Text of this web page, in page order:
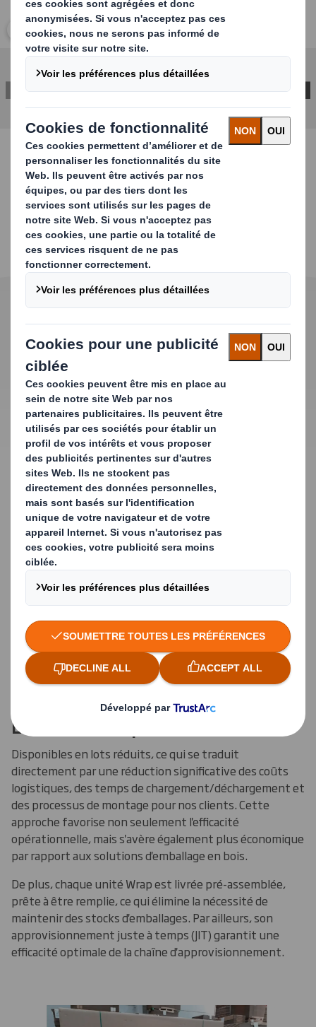
Cliquez pour agrandir l’image
CONTACTEZ-NOUS
Caractéristiques
principales
Conception polyvalente et sur
mesure
Wrap se distingue par un design polyvalent et
personnalisable qui s'adapte aux besoins spécifiques de
chacun de nos clients. Notre gamme propose un large
éventail d'options de personnalisation, allant de l'ajout
de loquets et de poignées à l'intégration de renforts
internes.
De plus, l'aménagement intérieur est conçu sur mesure,
garantissant ainsi une protection optimale pour chaque
produit manipulé par nos clients.
Lots réduits et pré‑assemblés
Disponibles en lots réduits, ce qui se traduit
directement par une réduction significative des coûts
logistiques, des temps de chargement/déchargement et
des processus de montage pour nos clients. Cette
approche favorise non seulement l'efficacité
opérationnelle, mais s'avère également plus économique
par rapport aux solutions d'emballage en bois.
De plus, chaque unité Wrap est livrée pré-assemblée,
prête à être remplie, ce qui élimine la nécessité de
maintenir des stocks d'emballages. Par ailleurs, son
approvisionnement juste à temps (JIT) garantit une
efficacité optimale de la chaîne d'approvisionnement.